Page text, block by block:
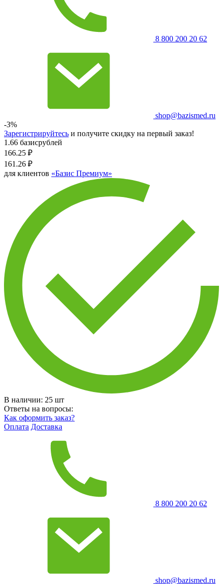
8 800 200 20 62
shop@bazismed.ru
-3%
Зарегистрируйтесь и получите скидку на первый заказ!
1.66 базисрублей
166.25 ₽
161.26 ₽
для клиентов «Базис Премиум»
В наличии: 25 шт
Ответы на вопросы:
Как оформить заказ?
Оплата Доставка
8 800 200 20 62
shop@bazismed.ru